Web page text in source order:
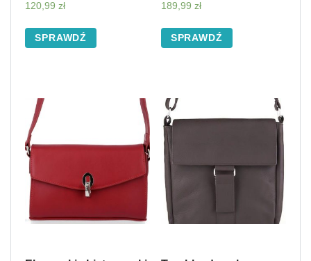
120,99 zł
SPRAWDŹ
189,99 zł
SPRAWDŹ